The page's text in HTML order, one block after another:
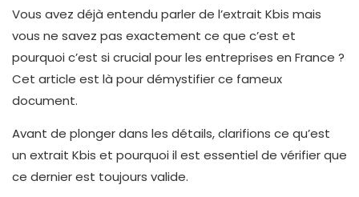
Vous avez déjà entendu parler de l’extrait Kbis mais
vous ne savez pas exactement ce que c’est et
pourquoi c’est si crucial pour les entreprises en France ?
Cet article est là pour démystifier ce fameux
document.
Avant de plonger dans les détails, clarifions ce qu’est
un extrait Kbis et pourquoi il est essentiel de vérifier que
ce dernier est toujours valide.